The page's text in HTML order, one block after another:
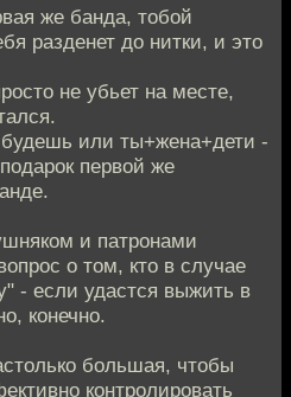
же банда, тобой
разденет до нитки, и это
не убьет на месте,
или ты+жена+дети -
первой же
и патронами
о том, кто в случае
- если удастся выжить в
конечно.
большая, чтобы
контролировать